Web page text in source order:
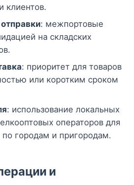
клиентов.
: межпортовые
на складских
: приоритет для товаров
или коротким сроком
: использование локальных
операторов для
по городам и пригородам.
и